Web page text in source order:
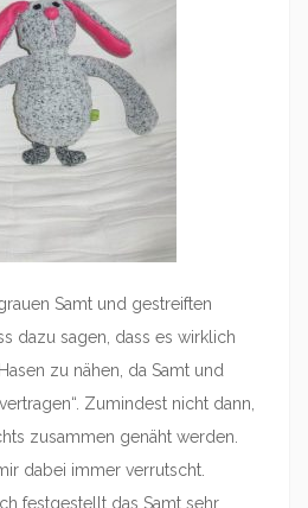
Samt und gestreiften
dazu sagen, dass es wirklich
zu nähen, da Samt und
Zumindest nicht dann,
zusammen genäht werden.
dabei immer verrutscht.
festgestellt das Samt sehr